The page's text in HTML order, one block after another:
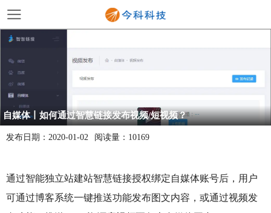
自媒体丨如何通过智慧链接发布视频/短视频？
发布日期： 2020-01-02 阅读量： 10169
通过智能独立站建站智慧链接授权绑定自媒体账号后，用户
可通过博客系统一键推送功能发布图文内容，或通过视频发